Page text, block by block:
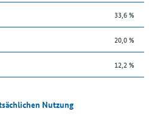
33,6 %
20,0 %
12,2 %
Nutzung